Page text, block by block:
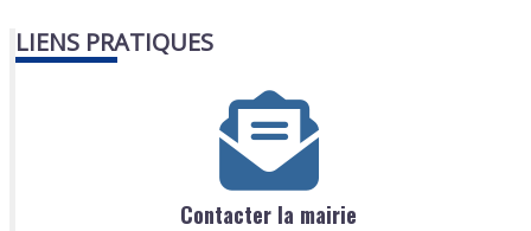
LIENS PRATIQUES
Contacter la mairie